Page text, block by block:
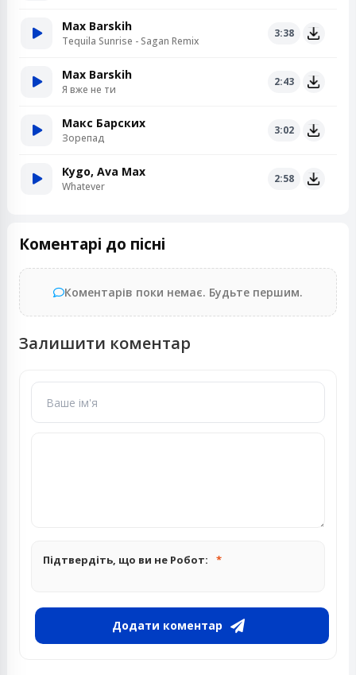
Max Barskih
Tequila Sunrise - Sagan Remix
3:38
Max Barskih
Я вже не ти
2:43
Макс Барских
Зорепад
3:02
Kygo, Ava Max
Whatever
2:58
Коментарі до пісні
Коментарів поки немає. Будьте першим.
Залишити коментар
Підтвердіть, що ви не Робот:
Додати коментар